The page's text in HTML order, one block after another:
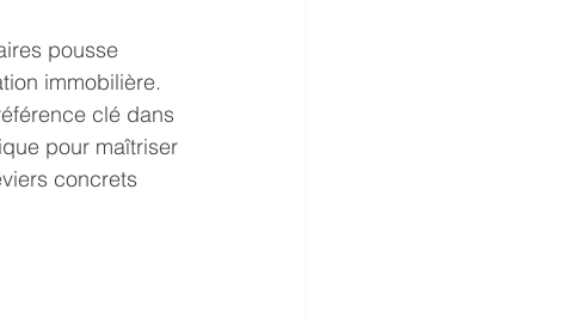
pousse
immobilière.
clé dans
pour maîtriser
concrets